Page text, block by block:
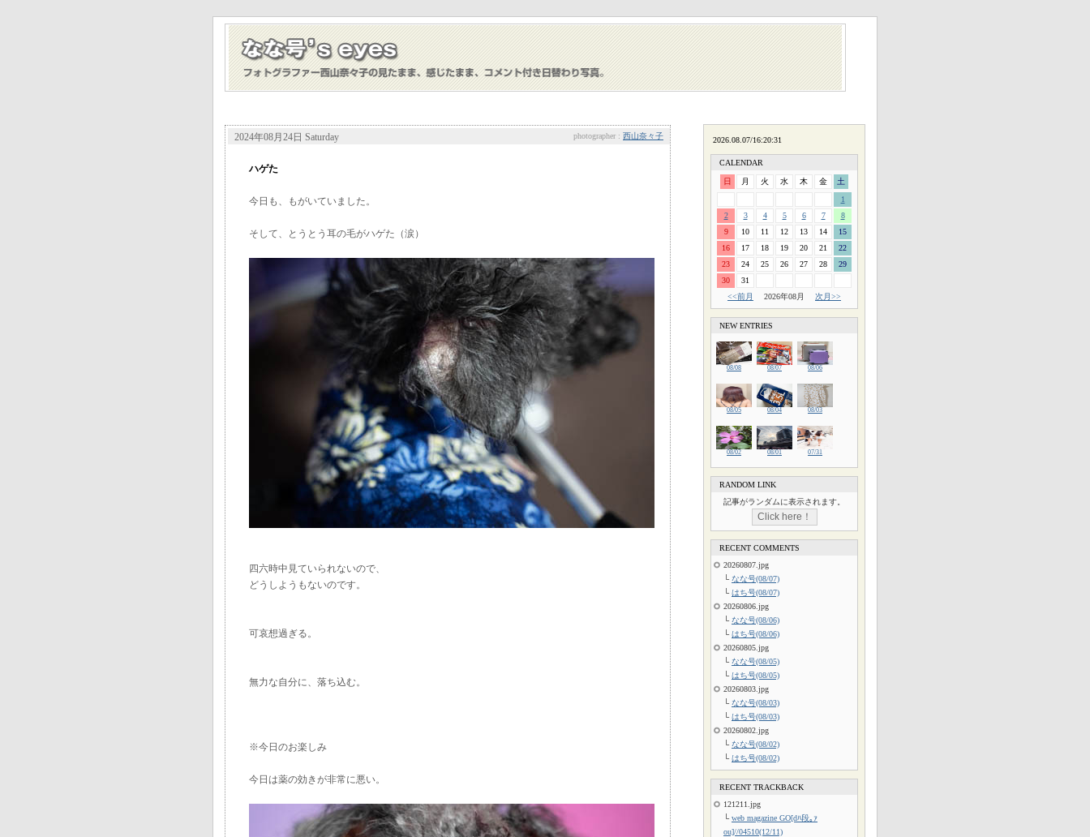
2024年08月24日 Saturday photographer : 西山奈々子
ハゲた
今日も、もがいていました。
そして、とうとう耳の毛がハゲた（涙）
四六時中見ていられないので、
どうしようもないのです。
可哀想過ぎる。
無力な自分に、落ち込む。
※今日のお楽しみ
今日は薬の効きが非常に悪い。
CALENDAR
日 月 火 水 木 金
土
1
2
3 4 5 6 7
8
9
10 11 12 13 14
15
16
17 18 19 20 21
22
23
24 25 26 27 28
29
30
31
<<前月
2026年08月 次月>>
NEW ENTRIES
08/08 08/07 08/06
08/05 08/04 08/03
08/02 08/01 07/31
RANDOM LINK
記事がランダムに表示されます。
RECENT COMMENTS
20260807.jpg
└ なな号(08/07)
└ はち号(08/07)
20260806.jpg
└ なな号(08/06)
└ はち号(08/06)
20260805.jpg
└ なな号(08/05)
└ はち号(08/05)
20260803.jpg
└ なな号(08/03)
└ はち号(08/03)
20260802.jpg
└ なな号(08/02)
└ はち号(08/02)
RECENT TRACKBACK
121211.jpg
└ web magazine GO[dﾊ段｡ｧ
ou]//04510(12/11)